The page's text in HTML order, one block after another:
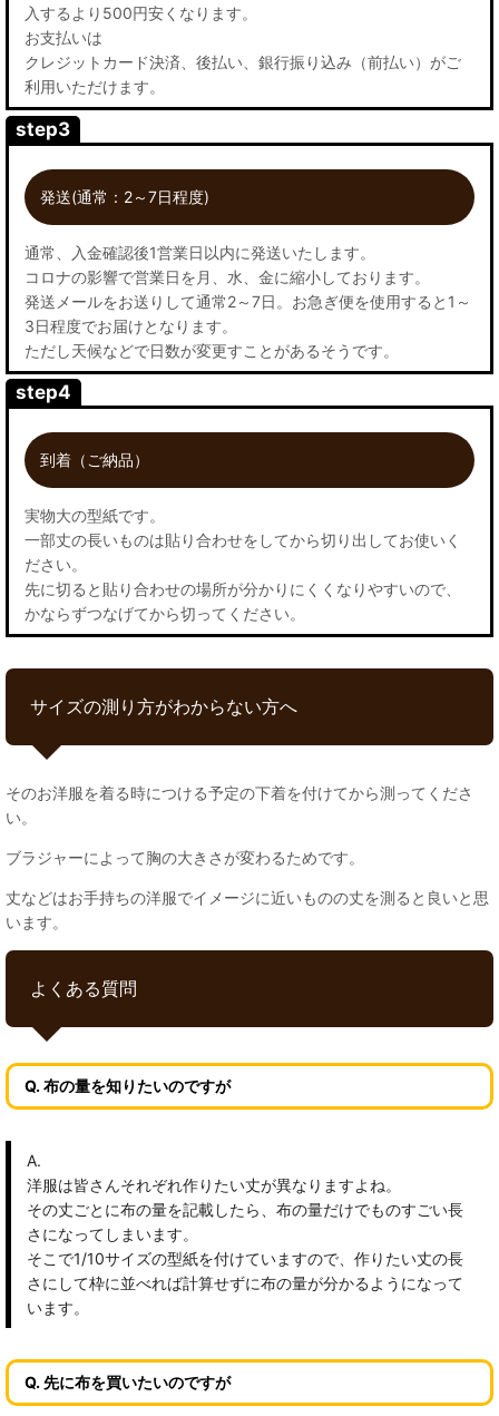
入するより500円安くなります。
お支払いは
クレジットカード決済、後払い、銀行振り込み（前払い）がご
利用いただけます。
step3
発送(通常：2～7日程度)
通常、入金確認後1営業日以内に発送いたします。
コロナの影響で営業日を月、水、金に縮小しております。
発送メールをお送りして通常2～7日。お急ぎ便を使用すると1～
3日程度でお届けとなります。
ただし天候などで日数が変更すことがあるそうです。
step4
到着（ご納品）
実物大の型紙です。
一部丈の長いものは貼り合わせをしてから切り出してお使いく
ださい。
先に切ると貼り合わせの場所が分かりにくくなりやすいので、
かならずつなげてから切ってください。
サイズの測り方がわからない方へ
そのお洋服を着る時につける予定の下着を付けてから測ってくださ
い。
ブラジャーによって胸の大きさが変わるためです。
丈などはお手持ちの洋服でイメージに近いものの丈を測ると良いと思
います。
よくある質問
Q. 布の量を知りたいのですが
A.
洋服は皆さんそれぞれ作りたい丈が異なりますよね。
その丈ごとに布の量を記載したら、布の量だけでものすごい長
さになってしまいます。
そこで1/10サイズの型紙を付けていますので、作りたい丈の長
さにして枠に並べれば計算せずに布の量が分かるようになって
います。
Q. 先に布を買いたいのですが